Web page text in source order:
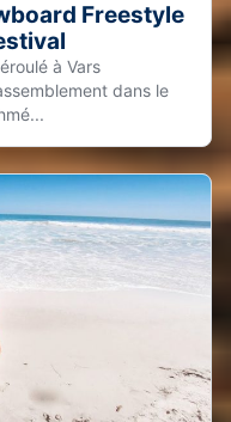
Freestyle
à Vars
dans le